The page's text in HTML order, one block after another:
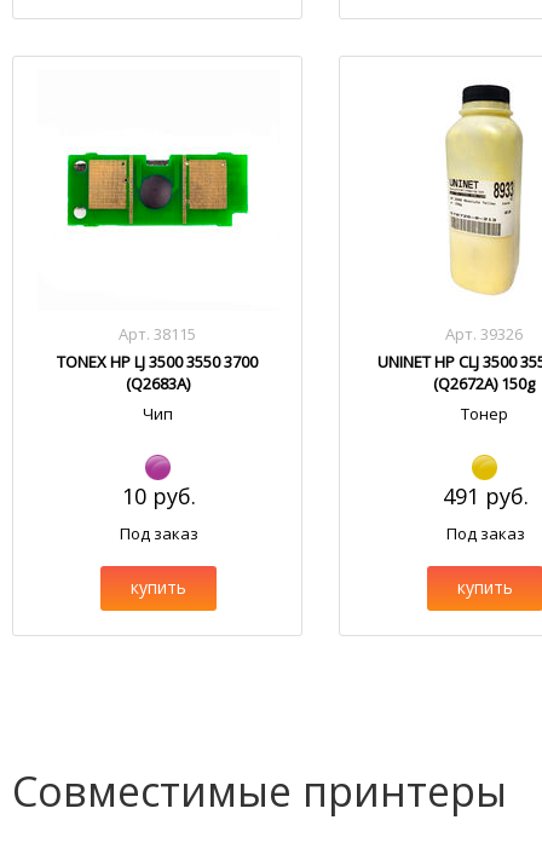
Арт. 38115
TONEX HP LJ 3500 3550 3700
(Q2683A)
Чип
10 руб.
Под заказ
купить
Арт. 39326
UNINET HP CLJ 3500
(Q2672A) 150g
Тонер
491 руб.
Под заказ
купить
Совместимые принтеры